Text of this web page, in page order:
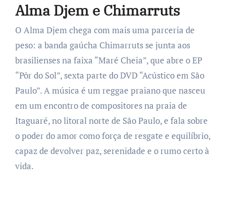
Alma Djem e Chimarruts
O Alma Djem chega com mais uma parceria de
peso: a banda gaúcha Chimarruts se junta aos
brasilienses na faixa “Maré Cheia”, que abre o EP
“Pôr do Sol”, sexta parte do DVD “Acústico em São
Paulo”. A música é um reggae praiano que nasceu
em um encontro de compositores na praia de
Itaguaré, no litoral norte de São Paulo, e fala sobre
o poder do amor como força de resgate e equilíbrio,
capaz de devolver paz, serenidade e o rumo certo à
vida.